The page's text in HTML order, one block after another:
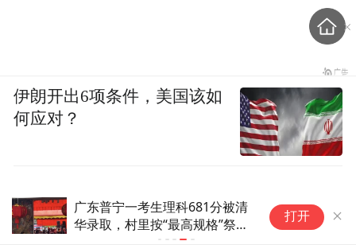
广东普宁一考生理科681分被清
华录取，村里按“最高规格”祭
祖，英歌巡游并设宴50桌
打开
伊朗开出6项条件，美国该如
何应对？